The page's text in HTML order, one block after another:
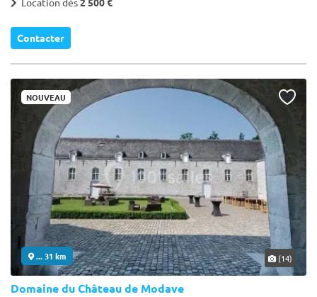
Contacter
NOUVEAU
... 31 km (14)
Domaine du Château de Modave